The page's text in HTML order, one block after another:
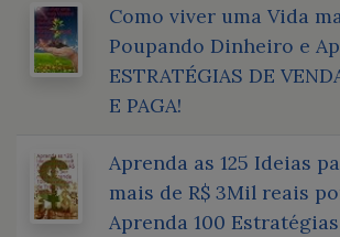
Como viver uma Vida
Poupando Dinheiro e
ESTRATÉGIAS DE
E PAGA!
Aprenda as 125 Ideias
mais de R$ 3Mil reais
Aprenda 100